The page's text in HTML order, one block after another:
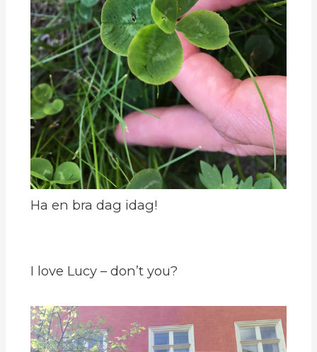
Ha en bra dag idag!
I love Lucy – don’t you?